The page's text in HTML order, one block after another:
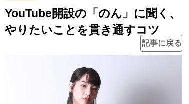
YouTube開設の「のん」に聞く、
やりたいことを貫き通すコツ
記事に戻る